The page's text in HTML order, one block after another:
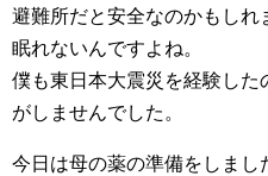
避難所だと安全なのかもしれ
眠れないんですよね。
僕も東日本大震災を経験し
がしませんでした。
今日は母の薬の準備をしまし